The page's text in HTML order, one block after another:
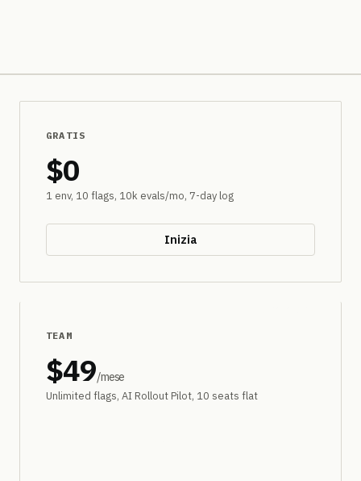
GRATIS
$0
1 env, 10 flags, 10k evals/mo, 7-day log
Inizia
TEAM
$49/mese
Unlimited flags, AI Rollout Pilot, 10 seats flat